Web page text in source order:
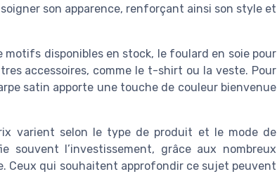
son apparence, renforçant ainsi son style et
disponibles en stock, le foulard en soie pour
accessoires, comme le t-shirt ou la veste. Pour
satin apporte une touche de couleur bienvenue
varient selon le type de produit et le mode de
l’investissement, grâce aux nombreux
Ceux qui souhaitent approfondir ce sujet peuvent